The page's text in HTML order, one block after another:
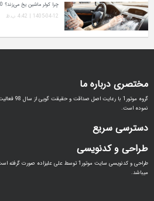
چرا کولر ماشین یخ می‌زند؟ 10 علت و راه‌ حل قطعی
1405-04-12 | 4:42 ب.ظ
مختصری درباره ما
گروه
نموده است.
دسترسی سریع
طراحی و کدنویسی
طراحی و کدنویسی سایت موتور1 توسط علی
میباشد.